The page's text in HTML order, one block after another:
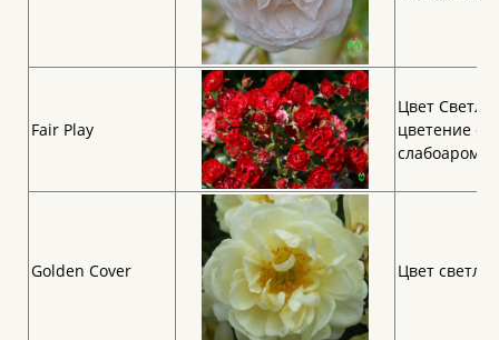
Fair Play
Цвет
цветение
Golden Cover Цвет